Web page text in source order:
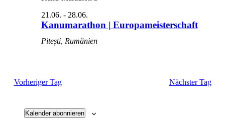
Kanumarathon | Europameisterschaft
21.06. - 28.06.
Pitești, Rumänien
Vorheriger Tag Nächster Tag
Kalender abonnieren